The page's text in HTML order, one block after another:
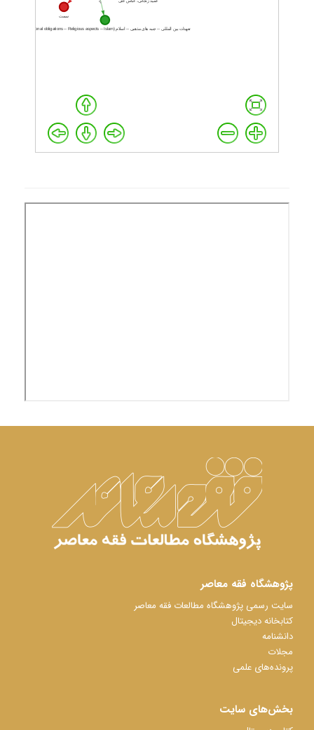
پژوهشگاه فقه معاصر
سایت رسمی پژوهشگاه مطالعات فقه معاصر
کتابخانه دیجیتال
دانشنامه
مجلات
پرونده‌های علمی
بخش‌های سایت